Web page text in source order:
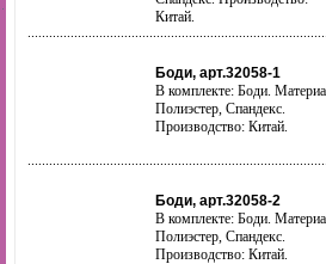
Китай.
Боди, арт.32058-1
В комплекте: Боди.
Полиэстер, Спандекс.
Производство: Китай.
Боди, арт.32058-2
В комплекте: Боди.
Полиэстер, Спандекс.
Производство: Китай.